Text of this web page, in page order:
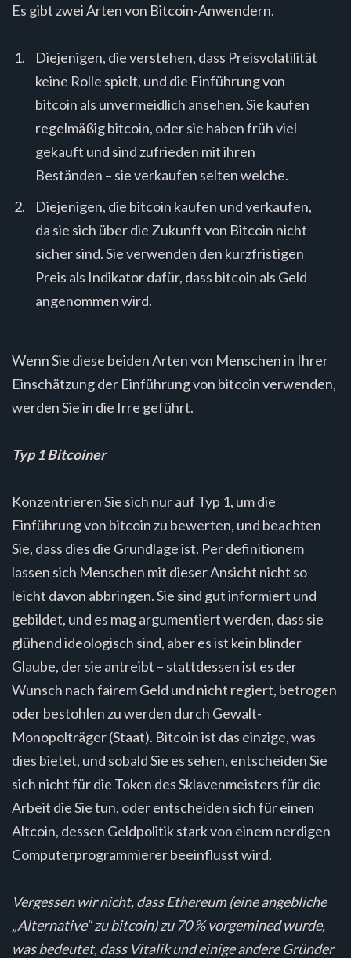
Es gibt zwei Arten von Bitcoin-Anwendern.
Diejenigen, die verstehen, dass Preisvolatilität
keine Rolle spielt, und die Einführung von
bitcoin als unvermeidlich ansehen. Sie kaufen
regelmäßig bitcoin, oder sie haben früh viel
gekauft und sind zufrieden mit ihren
Beständen – sie verkaufen selten welche.
Diejenigen, die bitcoin kaufen und verkaufen,
da sie sich über die Zukunft von Bitcoin nicht
sicher sind. Sie verwenden den kurzfristigen
Preis als Indikator dafür, dass bitcoin als Geld
angenommen wird.
Wenn Sie diese beiden Arten von Menschen in Ihrer
Einschätzung der Einführung von bitcoin verwenden,
werden Sie in die Irre geführt.
Typ 1 Bitcoiner
Konzentrieren Sie sich nur auf Typ 1, um die
Einführung von bitcoin zu bewerten, und beachten
Sie, dass dies die Grundlage ist. Per definitionem
lassen sich Menschen mit dieser Ansicht nicht so
leicht davon abbringen. Sie sind gut informiert und
gebildet, und es mag argumentiert werden, dass sie
glühend ideologisch sind, aber es ist kein blinder
Glaube, der sie antreibt – stattdessen ist es der
Wunsch nach fairem Geld und nicht regiert, betrogen
oder bestohlen zu werden durch Gewalt-
Monopolträger (Staat). Bitcoin ist das einzige, was
dies bietet, und sobald Sie es sehen, entscheiden Sie
sich nicht für die Token des Sklavenmeisters für die
Arbeit die Sie tun, oder entscheiden sich für einen
Altcoin, dessen Geldpolitik stark von einem nerdigen
Computerprogrammierer beeinflusst wird.
Vergessen wir nicht, dass Ethereum (eine angebliche
„Alternative“ zu bitcoin) zu 70 % vorgemined wurde,
was bedeutet, dass Vitalik und einige andere Gründer